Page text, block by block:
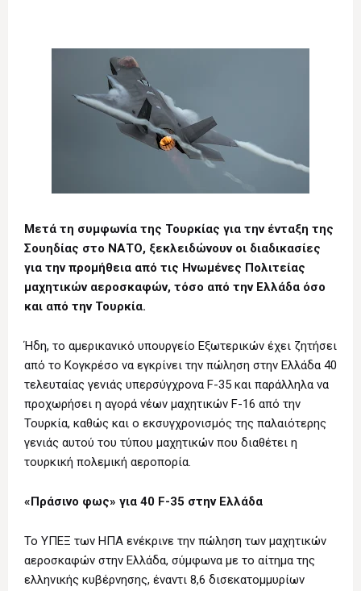
Μετά τη συμφωνία της Τουρκίας για την ένταξη της
Σουηδίας στο ΝΑΤΟ, ξεκλειδώνουν οι διαδικασίες
για την προμήθεια από τις Ηνωμένες Πολιτείας
μαχητικών αεροσκαφών, τόσο από την Ελλάδα όσο
και από την Τουρκία.
Ήδη, το αμερικανικό υπουργείο Εξωτερικών έχει ζητήσει
από το Κογκρέσο να εγκρίνει την πώληση στην Ελλάδα 40
τελευταίας γενιάς υπερσύγχρονα F-35 και παράλληλα να
προχωρήσει η αγορά νέων μαχητικών F-16 από την
Τουρκία, καθώς και ο εκσυγχρονισμός της παλαιότερης
γενιάς αυτού του τύπου μαχητικών που διαθέτει η
τουρκική πολεμική αεροπορία.
«Πράσινο φως» για 40 F-35 στην Ελλάδα
Το ΥΠΕΞ των ΗΠΑ ενέκρινε την πώληση των μαχητικών
αεροσκαφών στην Ελλάδα, σύμφωνα με το αίτημα της
ελληνικής κυβέρνησης, έναντι 8,6 δισεκατομμυρίων